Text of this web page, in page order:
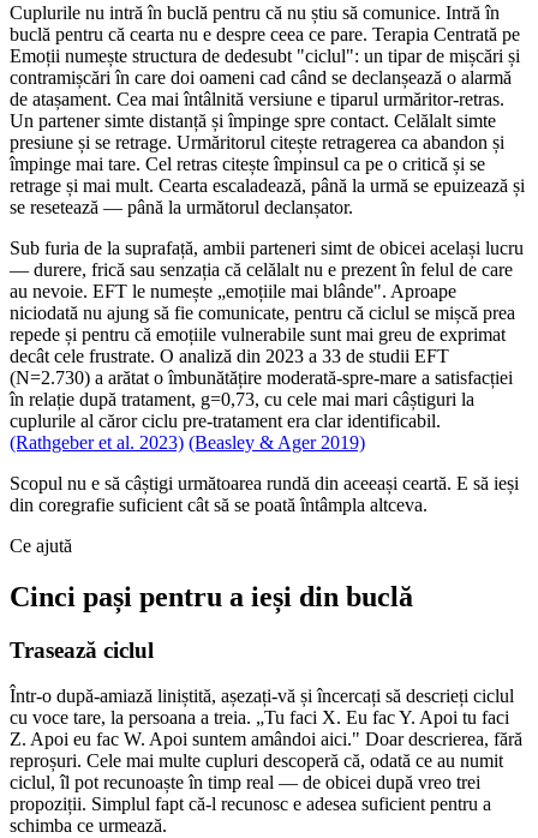
Cuplurile nu intră în buclă pentru că nu știu să comunice. Intră în
buclă pentru că cearta nu e despre ceea ce pare. Terapia Centrată pe
Emoții numește structura de dedesubt "ciclul": un tipar de mișcări și
contramișcări în care doi oameni cad când se declanșează o alarmă
de atașament. Cea mai întâlnită versiune e tiparul urmăritor-retras.
Un partener simte distanță și împinge spre contact. Celălalt simte
presiune și se retrage. Urmăritorul citește retragerea ca abandon și
împinge mai tare. Cel retras citește împinsul ca pe o critică și se
retrage și mai mult. Cearta escaladează, până la urmă se epuizează și
se resetează — până la următorul declanșator.
Sub furia de la suprafață, ambii parteneri simt de obicei același lucru
— durere, frică sau senzația că celălalt nu e prezent în felul de care
au nevoie. EFT le numește „emoțiile mai blânde". Aproape
niciodată nu ajung să fie comunicate, pentru că ciclul se mișcă prea
repede și pentru că emoțiile vulnerabile sunt mai greu de exprimat
decât cele frustrate. O analiză din 2023 a 33 de studii EFT
(N=2.730) a arătat o îmbunătățire moderată-spre-mare a satisfacției
în relație după tratament, g=0,73, cu cele mai mari câștiguri la
cuplurile al căror ciclu pre-tratament era clar identificabil.
(Rathgeber et al. 2023) (Beasley & Ager 2019)
Scopul nu e să câștigi următoarea rundă din aceeași ceartă. E să ieși
din coregrafie suficient cât să se poată întâmpla altceva.
Ce ajută
Cinci pași pentru a ieși din buclă
Trasează ciclul
Într-o după-amiază liniștită, așezați-vă și încercați să descrieți ciclul
cu voce tare, la persoana a treia. „Tu faci X. Eu fac Y. Apoi tu faci
Z. Apoi eu fac W. Apoi suntem amândoi aici." Doar descrierea, fără
reproșuri. Cele mai multe cupluri descoperă că, odată ce au numit
ciclul, îl pot recunoaște în timp real — de obicei după vreo trei
propoziții. Simplul fapt că-l recunosc e adesea suficient pentru a
schimba ce urmează.